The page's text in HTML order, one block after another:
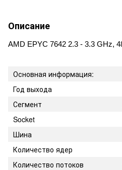
Описание
AMD EPYC 7642 2.3 - 3.3 GHz,
Основная информация:
Год выхода
Сегмент
Socket
Шина
Количество ядер
Количество потоков